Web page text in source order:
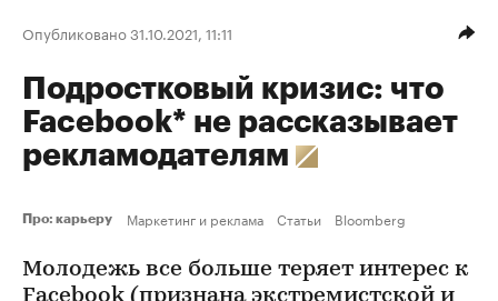
Опубликовано 31.10.2021, 11:11
Подростковый кризис: что
Facebook* не рассказывает
рекламодателям
Про: карьеру Маркетинг и реклама Статьи Bloomberg
Молодежь все больше теряет интерес к
Facebook (признана экстремистской и